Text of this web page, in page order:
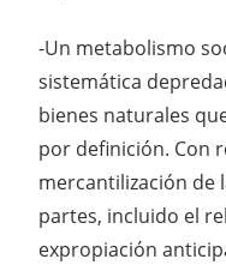
-Un metabolismo
sistemática
bienes naturales
por definición. Con
mercantilización de
partes, incluido el
expropiación